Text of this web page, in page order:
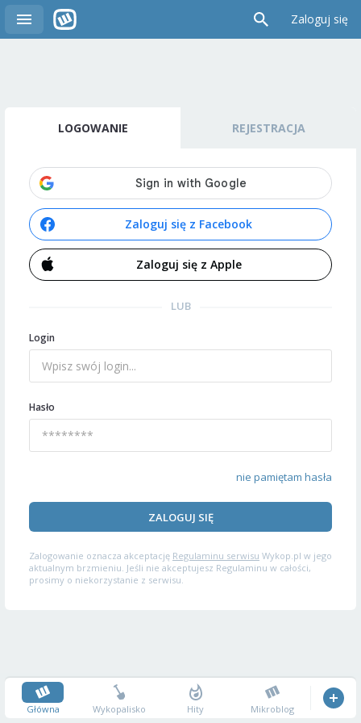
Zaloguj się
LOGOWANIE REJESTRACJA
Zaloguj się z Facebook
Zaloguj się z Apple
LUB
Login
Hasło
nie pamiętam hasła
ZALOGUJ SIĘ
Zalogowanie oznacza akceptację Regulaminu serwisu Wykop.pl w jego
aktualnym brzmieniu. Jeśli nie akceptujesz Regulaminu w całości,
prosimy o niekorzystanie z serwisu.
Główna Wykopalisko Hity Mikroblog